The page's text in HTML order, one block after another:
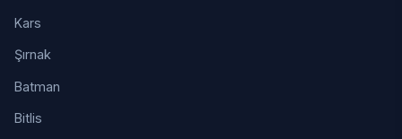
Kars
Şırnak
Batman
Bitlis